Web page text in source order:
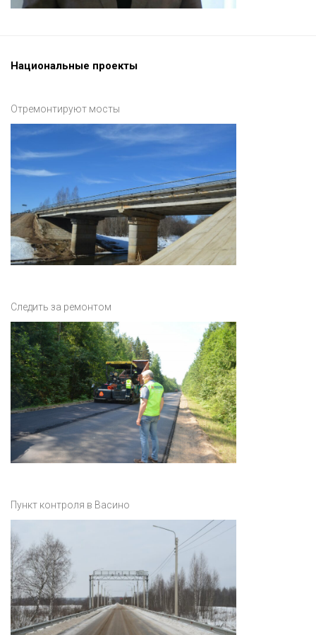
Национальные проекты
Отремонтируют мосты
Следить за ремонтом
Пункт контроля в Васино